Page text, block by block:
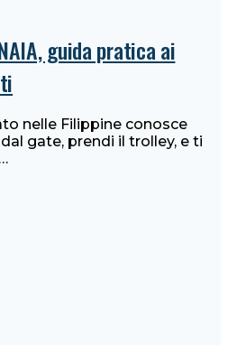
guida pratica ai
nelle Filippine conosce
gate, prendi il trolley, e ti